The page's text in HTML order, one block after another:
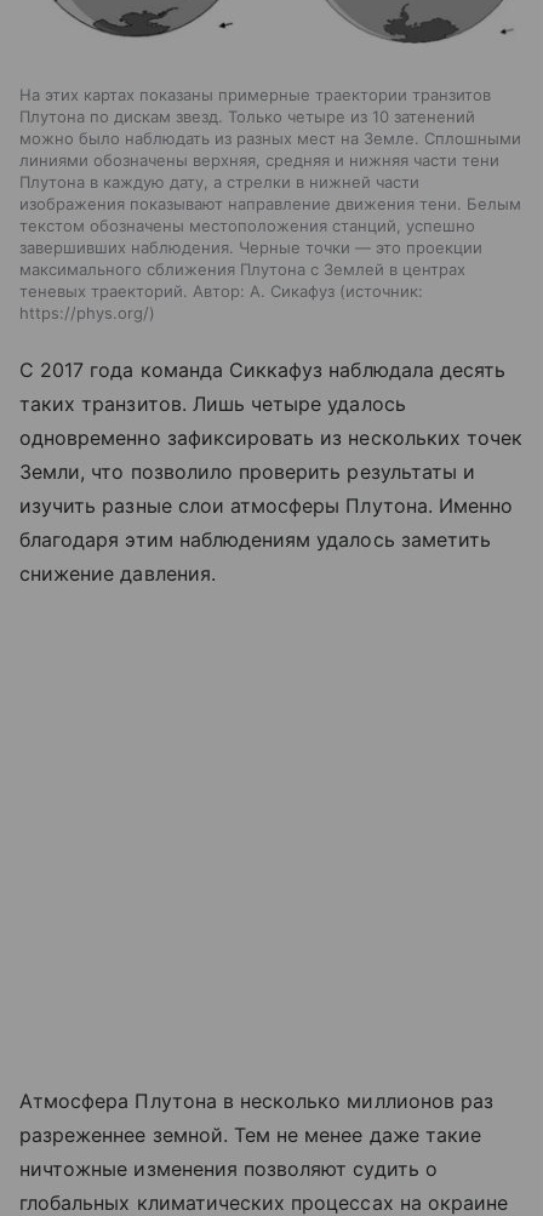
На этих картах показаны примерные траектории транзитов
Плутона по дискам звезд. Только четыре из 10 затенений
можно было наблюдать из разных мест на Земле. Сплошными
линиями обозначены верхняя, средняя и нижняя части тени
Плутона в каждую дату, а стрелки в нижней части
изображения показывают направление движения тени. Белым
текстом обозначены местоположения станций, успешно
завершивших наблюдения. Черные точки — это проекции
максимального сближения Плутона с Землей в центрах
теневых траекторий. Автор: А. Сикафуз
источник:
https://phys.org/
С 2017 года команда Сиккафуз наблюдала десять
таких транзитов. Лишь четыре удалось
одновременно зафиксировать из нескольких точек
Земли, что позволило проверить результаты и
изучить разные слои атмосферы Плутона. Именно
благодаря этим наблюдениям удалось заметить
снижение давления.
Атмосфера Плутона в несколько миллионов раз
разреженнее земной. Тем не менее даже такие
ничтожные изменения позволяют судить о
глобальных климатических процессах на окраине